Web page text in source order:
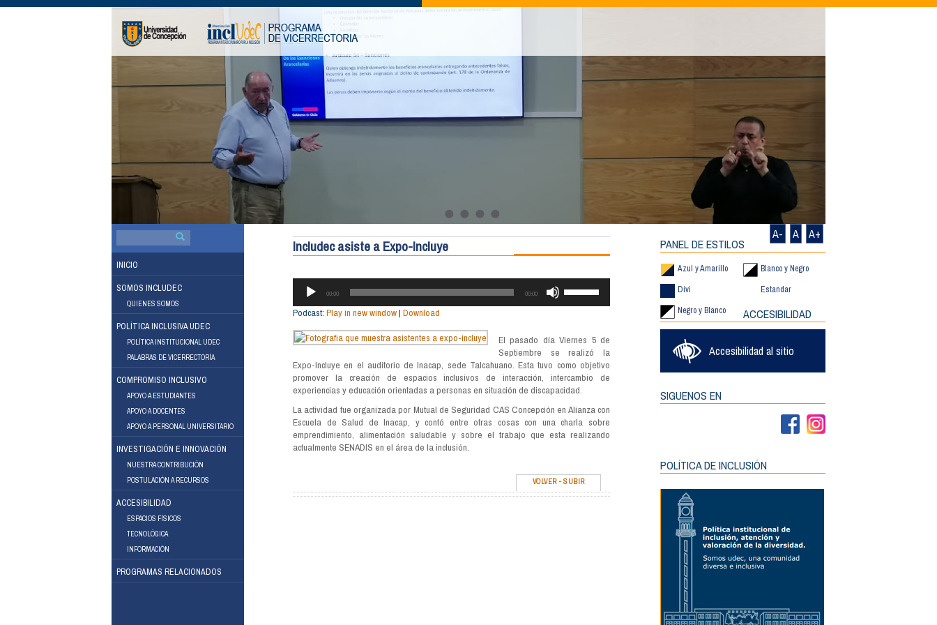
BUSCAR
INICIO
SOMOS INCLUDEC
QUIENES SOMOS
POLÍTICA INCLUSIVA UDEC
POLÍTICA INSTITUCIONAL UDEC
PALABRAS DE VICERRECTORÍA
COMPROMISO INCLUSIVO
APOYO A ESTUDIANTES
APOYO A DOCENTES
APOYO A PERSONAL UNIVERSITARIO
INVESTIGACIÓN E INNOVACIÓN
NUESTRA CONTRIBUCIÓN
POSTULACIÓN A RECURSOS
ACCESIBILIDAD
ESPACIOS FÍSICOS
TECNOLÓGICA
INFORMACIÓN
PROGRAMAS RELACIONADOS
Includec asiste a Expo-Incluye
AUDIO
00:00 00:00
LAS
PARA
AUMENTAR
DISMINUIR
EL
VOLUMEN.
Podcast: Play in new window| Download
El pasado día Viernes 5 de
Septiembre se realizó la
Expo-Incluye en el auditorio de Inacap, sede Talcahuano. Esta tuvo como objetivo
promover la creación de espacios inclusivos de interacción, intercambio de
experiencias y educación orientadas a personas en situación de discapacidad.
La actividad fue organizada por Mutual de Seguridad CAS Concepción en Alianza con
Escuela de Salud de Inacap, y contó entre otras cosas con una charla sobre
emprendimiento, alimentación saludable y sobre el trabajo que esta realizando
actualmente SENADIS en el área de la inclusión.
VOLVER-SUBIR
A+
A
A-
PANEL DE ESTILOS
Azul y Amarillo
Blanco y Negro
Divi
Estandar
Negro y Blanco
ACCESIBILIDAD
Accesibilidad al sitio
SIGUENOS EN
Instagram
POLÍTICA DE INCLUSIÓN